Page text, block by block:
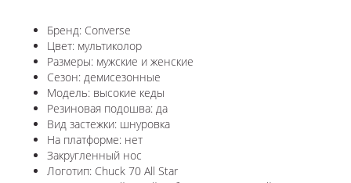
Бренд: Converse
Цвет: мультиколор
Размеры: мужские и женские
Сезон: демисезонные
Модель: высокие кеды
Резиновая подошва: да
Вид застежки: шнуровка
На платформе: нет
Закругленный нос
Логотип: Chuck 70 All Star